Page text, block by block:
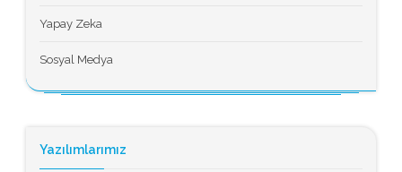
Yapay Zeka
Sosyal Medya
Yazılımlarımız